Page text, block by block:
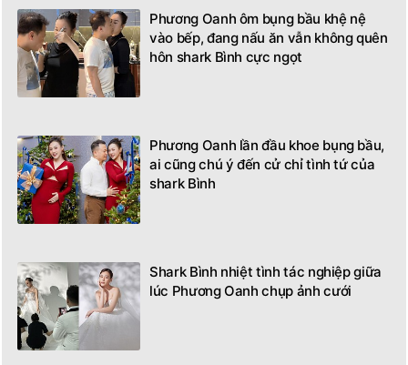
Phương Oanh ôm bụng bầu khệ nệ
vào bếp, đang nấu ăn vẫn không quên
hôn shark Bình cực ngọt
Phương Oanh lần đầu khoe bụng bầu,
ai cũng chú ý đến cử chỉ tình tứ của
shark Bình
Shark Bình nhiệt tình tác nghiệp giữa
lúc Phương Oanh chụp ảnh cưới